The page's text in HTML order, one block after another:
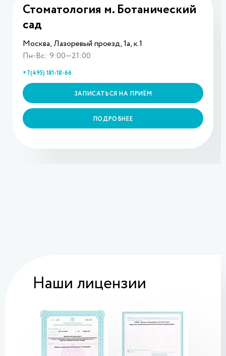
Стоматология м. Ботанический
сад
Москва, Лазоревый проезд, 1а, к.1
Пн-Вс: 9:00—21:00
+7(495) 181-18-66
ЗАПИСАТЬСЯ НА ПРИЁМ
ПОДРОБНЕЕ
Наши лицензии